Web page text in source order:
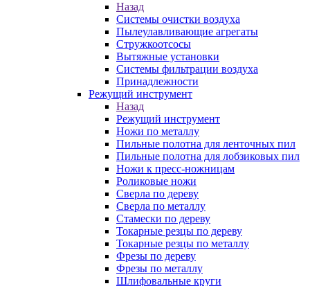
Назад
Системы очистки воздуха
Пылеулавливающие агрегаты
Стружкоотсосы
Вытяжные установки
Системы фильтрации воздуха
Принадлежности
Режущий инструмент
Назад
Режущий инструмент
Ножи по металлу
Пильные полотна для ленточных пил
Пильные полотна для лобзиковых пил
Ножи к пресс-ножницам
Роликовые ножи
Сверла по дереву
Сверла по металлу
Стамески по дереву
Токарные резцы по дереву
Токарные резцы по металлу
Фрезы по дереву
Фрезы по металлу
Шлифовальные круги